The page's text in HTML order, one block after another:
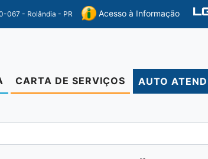
067 - Rolândia - PR Acesso à Informação
CARTA DE SERVIÇOS AUTO